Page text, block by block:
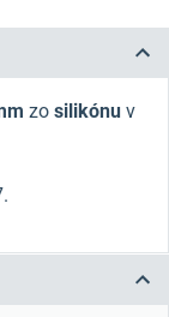
zo silikónu v